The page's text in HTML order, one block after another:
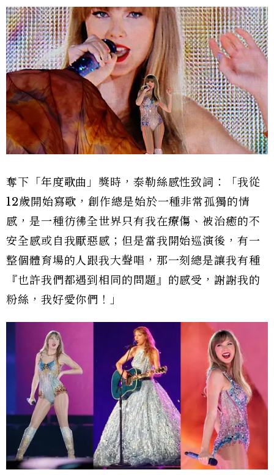
奪下「年度歌曲」獎時，泰勒絲感性致詞：「我從
12歲開始寫歌，創作總是始於一種非常孤獨的情
感，是一種彷彿全世界只有我在療傷、被治癒的不
安全感或自我厭惡感；但是當我開始巡演後，有一
整個體育場的人跟我大聲唱，那一刻總是讓我有種
『也許我們都遇到相同的問題』的感受，謝謝我的
粉絲，我好愛你們！」